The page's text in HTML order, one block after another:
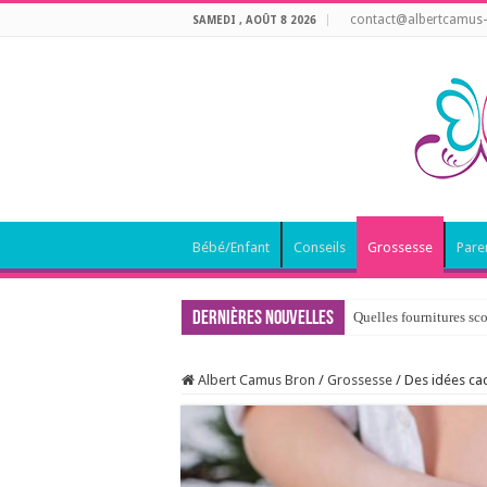
SAMEDI , AOÛT 8 2026
Bébé/Enfant Conseils Grossesse
Dernières nouvelles Quelles fournitures
Comment choisir un
Albert Camus Bron / Grossesse / Des idées